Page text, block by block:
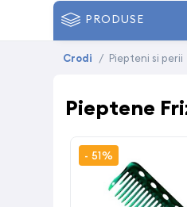
PRODUSE
Crodi / Piepteni si perii
Pieptene
- 51%